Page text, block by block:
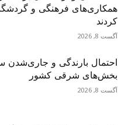
همکاری‌های فرهنگی و
کردند
آگست 8, 2026
احتمال بارندگی و جاری‌شدن
بخش‌های شرقی کشور
آگست 8, 2026